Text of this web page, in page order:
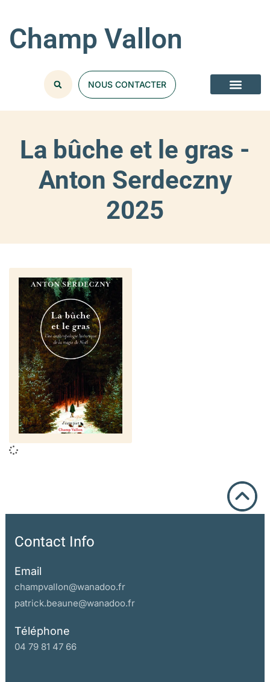
Champ Vallon
NOUS CONTACTER
La bûche et le gras -
Anton Serdeczny
2025
Contact Info
Email
champvallon@wanadoo.fr
patrick.beaune@wanadoo.fr
Téléphone
04 79 81 47 66